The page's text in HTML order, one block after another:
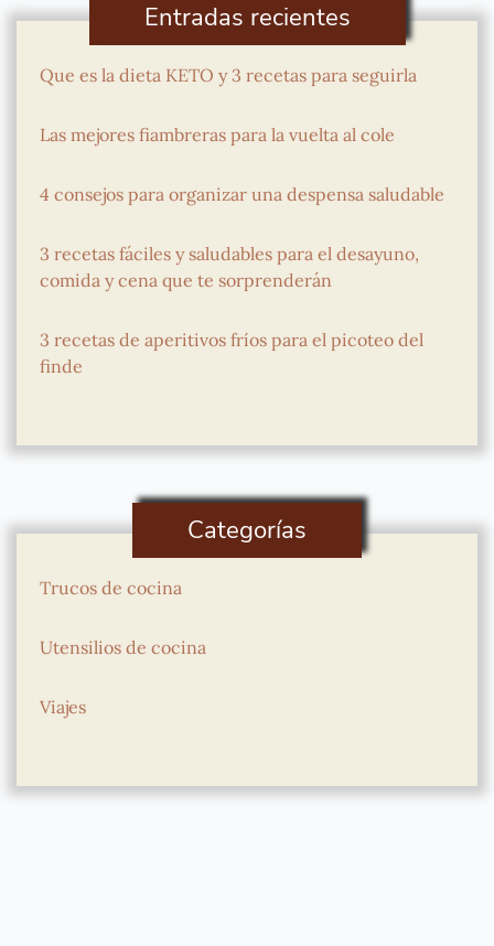
Entradas recientes
Que es la dieta KETO y 3 recetas para seguirla
Las mejores fiambreras para la vuelta al cole
4 consejos para organizar una despensa saludable
3 recetas fáciles y saludables para el desayuno,
comida y cena que te sorprenderán
3 recetas de aperitivos fríos para el picoteo del
finde
Categorías
Trucos de cocina
Utensilios de cocina
Viajes